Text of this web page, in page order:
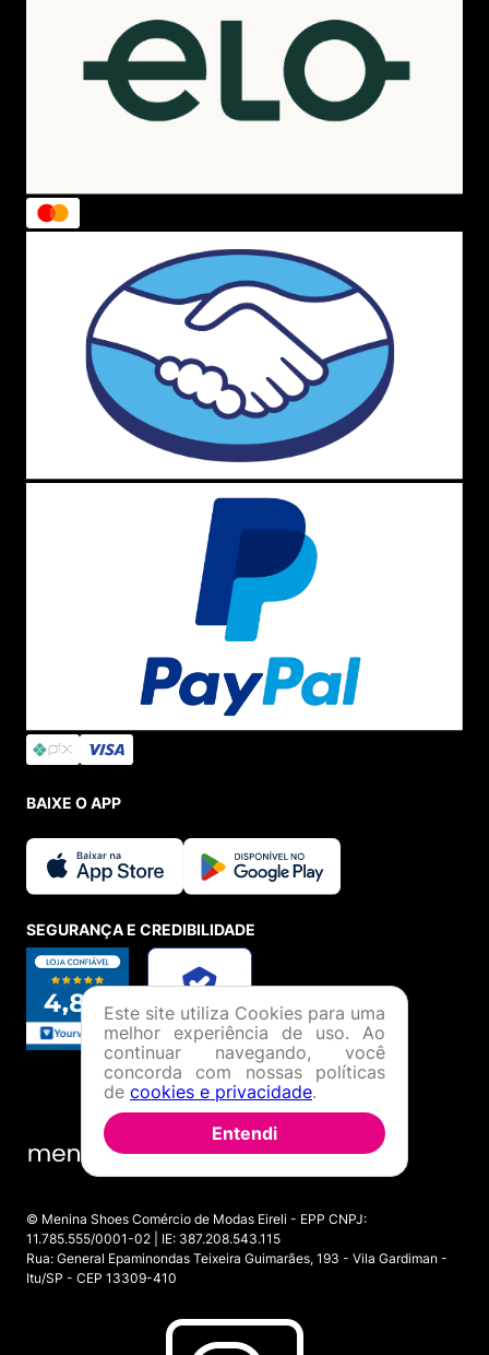
BAIXE O APP
SEGURANÇA E CREDIBILIDADE
© Menina Shoes Comércio de Modas Eireli - EPP CNPJ:
11.785.555/0001-02 | IE: 387.208.543.115
Rua: General Epaminondas Teixeira Guimarães, 193 - Vila Gardiman -
Itu/SP - CEP 13309-410
Este site utiliza Cookies para uma
melhor experiência de uso. Ao
continuar navegando, você
concorda com nossas políticas
de cookies e privacidade.
Entendi